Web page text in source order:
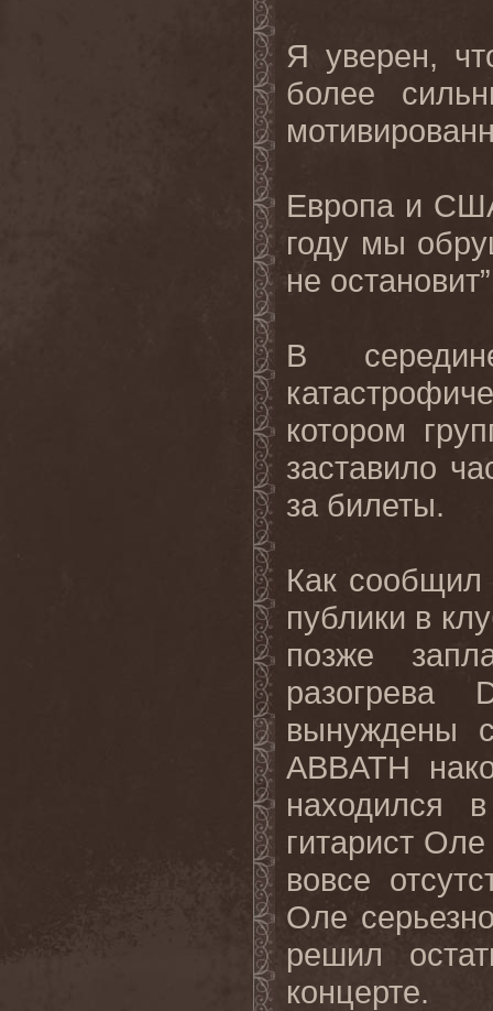
Я уверен,
более
Европа и
году мы
не
В
котором
заставило
за билеты.
Как
публики в
позже
разогрева
вынуждены
ABBATH
находился
гитарист
вовсе
Оле
решил
концерте.